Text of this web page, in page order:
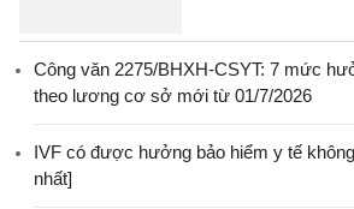
Công văn 2275/BHXH-CSYT: 7 mức
theo lương cơ sở mới từ 01/7/2026
IVF có được hưởng bảo hiểm y tế
nhất]